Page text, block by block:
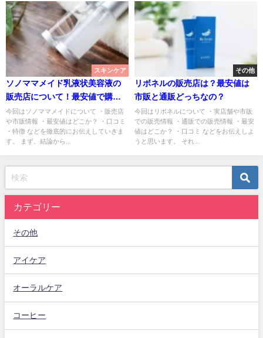
スキンケア
ソノママメイド乳液状美容液の
販売店について！最安値で購入
するには？
今回はソノママメイドについて ・販売店
や市販情報 ・最安値はどこか？ ・口コミ
・特徴 などを徹底的にお伝えしていきま
す。 まず、結論から...
その他
リボネルの販売店は？最安値は
市販と通販どっちなの？
今回はリボネルについて ・実店舗や市販
での販売情報 ・通販での販売情報 ・最安
値はどこか？ ・口コミ などをお伝えしよ
うと思います。 それ...
カテゴリー
その他
アイケア
オーラルケア
コーヒー